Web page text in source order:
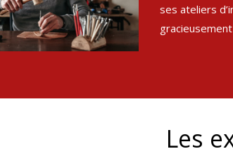
ses ateliers
Les